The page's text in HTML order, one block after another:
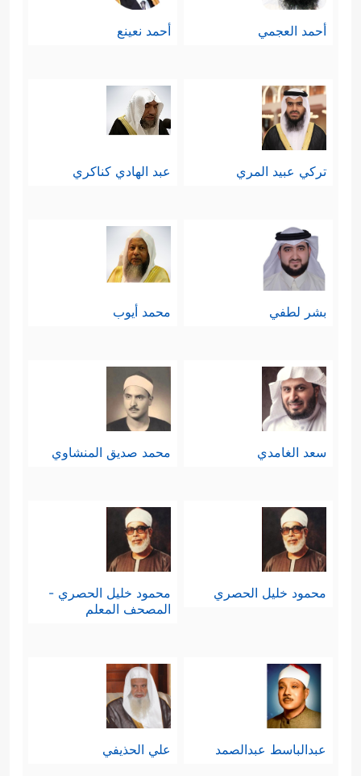
أحمد العجمي أحمد نعينع
تركي عبيد المري عبد الهادي كناكري
بشر لطفي محمد أيوب
سعد الغامدي محمد صديق المنشاوي
محمود خليل الحصري
محمود خليل الحصري -
المصحف المعلم
عبدالباسط عبدالصمد علي الحذيفي